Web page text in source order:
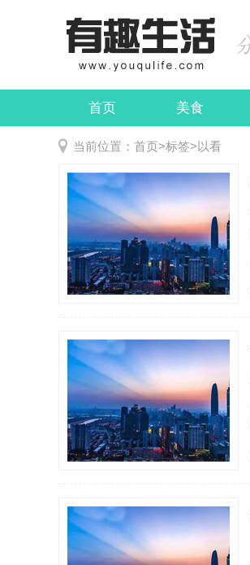
首页 美食
娱乐 民俗
当前位置： 首页>标签> 以看